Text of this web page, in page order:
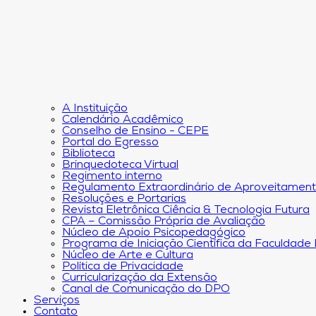
A Instituição
Calendário Acadêmico
Conselho de Ensino - CEPE
Portal do Egresso
Biblioteca
Brinquedoteca Virtual
Regimento interno
Regulamento Extraordinário de
Resoluções e Portarias
Revista Eletrônica Ciência & Tecnologia Futura
CPA – Comissão Própria de Avaliação
Núcleo de Apoio Psicopedagógico
Programa de Iniciação Científica da Faculdade
Núcleo de Arte e Cultura
Política de Privacidade
Curricularização da Extensão
Canal de Comunicação do DPO
Serviços
Contato